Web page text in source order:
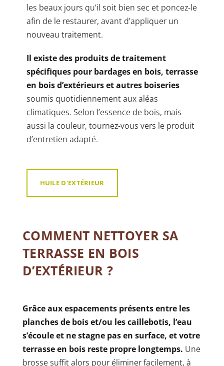
les beaux jours qu’il soit bien sec et poncez-le
afin de le restaurer, avant d’appliquer un
nouveau traitement.
Il existe des produits de traitement
spécifiques pour bardages en bois, terrasse
en bois d’extérieurs et autres boiseries
soumis quotidiennement aux aléas
climatiques. Selon l’essence de bois, mais
aussi la couleur, tournez-vous vers le produit
d’entretien adapté.
HUILE D'EXTÉRIEUR
COMMENT NETTOYER SA
TERRASSE EN BOIS
D’EXTÉRIEUR ?
Grâce aux espacements présents entre les
planches de bois et/ou les caillebotis, l’eau
s’écoule et ne stagne pas en surface, et votre
terrasse en bois reste propre longtemps. Une
brosse suffit alors pour éliminer facilement, à